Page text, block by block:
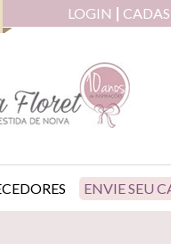
LOGIN
ENVIE SEU